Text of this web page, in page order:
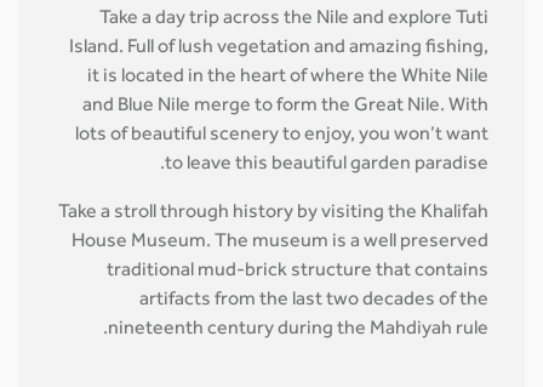
Take a day trip across the Nile and explore Tuti
Island. Full of lush vegetation and amazing fishing,
it is located in the heart of where the White Nile
and Blue Nile merge to form the Great Nile. With
lots of beautiful scenery to enjoy, you won’t want
to leave this beautiful garden paradise.
Take a stroll through history by visiting the Khalifah
House Museum. The museum is a well preserved
traditional mud-brick structure that contains
artifacts from the last two decades of the
nineteenth century during the Mahdiyah rule.